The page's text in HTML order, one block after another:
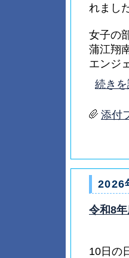
れまし
女子の
蒲江翔
エンジ
続き
添付
2026
令和8
10日の